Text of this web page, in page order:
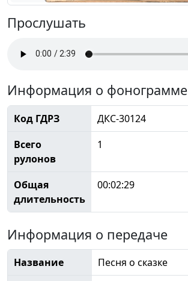
Прослушать
Информация о фонограмме
Код ГДРЗ
ДКС-30124
Всего
рулонов
1
Общая
длительность
00:02:29
Информация о передаче
Название
Песня о сказке